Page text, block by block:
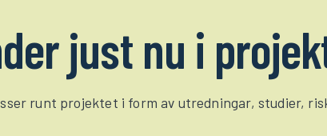
just nu i
runt projektet i form av utredningar, studier,